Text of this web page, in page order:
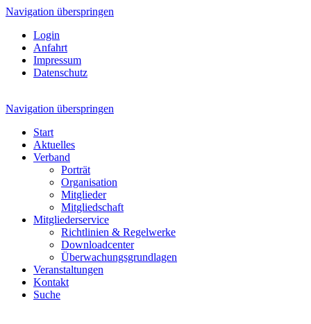
Navigation überspringen
Login
Anfahrt
Impressum
Datenschutz
Navigation überspringen
Start
Aktuelles
Verband
Porträt
Organisation
Mitglieder
Mitgliedschaft
Mitgliederservice
Richtlinien & Regelwerke
Downloadcenter
Überwachungsgrundlagen
Veranstaltungen
Kontakt
Suche